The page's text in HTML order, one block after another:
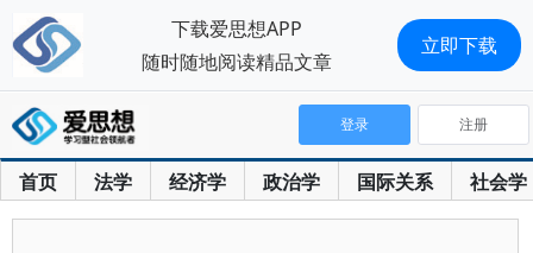
首页 法学 经济学 政治学 国际关系 社会学
登录 注册
下载爱思想APP
随时随地阅读精品文章
立即下载